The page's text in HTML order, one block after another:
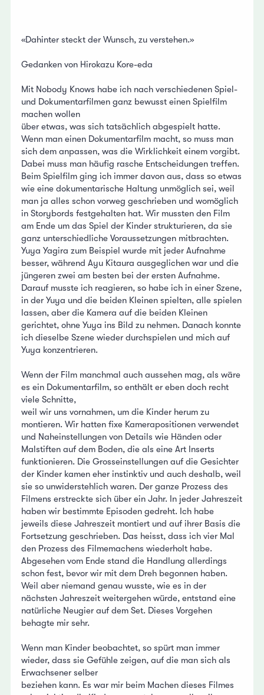
«Dahinter steckt der Wunsch, zu verstehen.»
Gedanken von Hirokazu Kore-eda
Mit Nobody Knows habe ich nach verschiedenen Spiel-
und Dokumentarfilmen ganz bewusst einen Spielfilm
machen wollen
über etwas, was sich tatsächlich abgespielt hatte.
Wenn man einen Dokumentarfilm macht, so muss man
sich dem anpassen, was die Wirklichkeit einem vorgibt.
Dabei muss man häufig rasche Entscheidungen treffen.
Beim Spielfilm ging ich immer davon aus, dass so etwas
wie eine dokumentarische Haltung unmöglich sei, weil
man ja alles schon vorweg geschrieben und womöglich
in Storybords festgehalten hat. Wir mussten den Film
am Ende um das Spiel der Kinder strukturieren, da sie
ganz unterschiedliche Voraussetzungen mitbrachten.
Yuya Yagira zum Beispiel wurde mit jeder Aufnahme
besser, während Ayu Kitaura ausgeglichen war und die
jüngeren zwei am besten bei der ersten Aufnahme.
Darauf musste ich reagieren, so habe ich in einer Szene,
in der Yuya und die beiden Kleinen spielten, alle spielen
lassen, aber die Kamera auf die beiden Kleinen
gerichtet, ohne Yuya ins Bild zu nehmen. Danach konnte
ich dieselbe Szene wieder durchspielen und mich auf
Yuya konzentrieren.
Wenn der Film manchmal auch aussehen mag, als wäre
es ein Dokumentarfilm, so enthält er eben doch recht
viele Schnitte,
weil wir uns vornahmen, um die Kinder herum zu
montieren. Wir hatten fixe Kamerapositionen verwendet
und Naheinstellungen von Details wie Händen oder
Malstiften auf dem Boden, die als eine Art Inserts
funktionieren. Die Grosseinstellungen auf die Gesichter
der Kinder kamen eher instinktiv und auch deshalb, weil
sie so unwiderstehlich waren. Der ganze Prozess des
Filmens erstreckte sich über ein Jahr. In jeder Jahreszeit
haben wir bestimmte Episoden gedreht. Ich habe
jeweils diese Jahreszeit montiert und auf ihrer Basis die
Fortsetzung geschrieben. Das heisst, dass ich vier Mal
den Prozess des Filmemachens wiederholt habe.
Abgesehen vom Ende stand die Handlung allerdings
schon fest, bevor wir mit dem Dreh begonnen haben.
Weil aber niemand genau wusste, wie es in der
nächsten Jahreszeit weitergehen würde, entstand eine
natürliche Neugier auf dem Set. Dieses Vorgehen
behagte mir sehr.
Wenn man Kinder beobachtet, so spürt man immer
wieder, dass sie Gefühle zeigen, auf die man sich als
Erwachsener selber
beziehen kann. Es war mir beim Machen dieses Filmes